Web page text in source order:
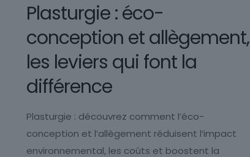
Plasturgie : éco-
conception et allègement,
les leviers qui font la
différence
Plasturgie : découvrez comment l’éco-
conception et l’allègement réduisent l’impact
environnemental, les coûts et boostent la